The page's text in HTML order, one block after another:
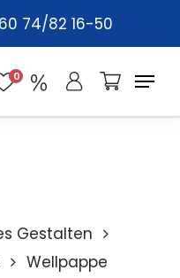
74/82 16-50
0
Gestalten
Wellpappe